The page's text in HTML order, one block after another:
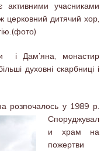
активними учасниками
церковний дитячий хор,
і Дам’яна, монастир
духовні скарбниці і
розпочалось у 1989 р.
Споруджувал
и храм на
пожертви